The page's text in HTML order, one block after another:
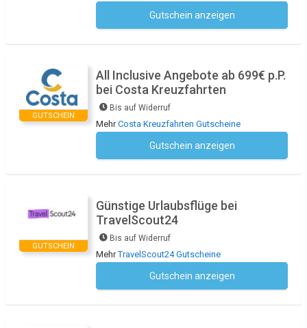
Gutschein anzeigen
GUTSCHEIN
All Inclusive Angebote ab 699€ p.P.
bei Costa Kreuzfahrten
Bis auf Widerruf
MehrCosta Kreuzfahrten Gutscheine
Gutschein anzeigen
GUTSCHEIN
Günstige Urlaubsflüge bei
TravelScout24
Bis auf Widerruf
MehrTravelScout24 Gutscheine
Gutschein anzeigen